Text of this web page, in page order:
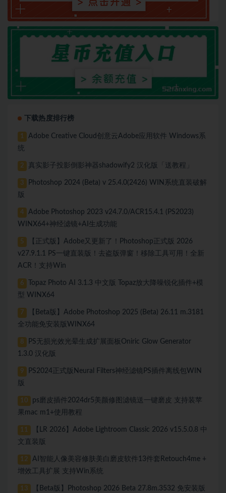
下载热度排行榜
1
Adobe Creative Cloud创意云Adobe应用软件 Windows系
统
2 真实影子投影倒影神器shadowify2 汉化版「送教程」
3
Photoshop 2024 (Beta) v 25.4.0(2426) WIN系统直装破解
版
4
Adobe Photoshop 2023 v24.7.0/ACR15.4.1 (PS2023)
WINX64+神经滤镜+AI生成功能
5
【正式版】Adobe又更新了！Photoshop正式版 2026
v27.9.1.1 PS一键直装版！去盗版弹窗！移除工具可用！全新
ACR！支持Win
6
Topaz Photo AI 3.1.3 中文版 Topaz放大降噪锐化插件+模
型 WINX64
7
【Beta版】Adobe Photoshop 2025 (Beta) 26.11 m.3181
全功能免安装版WINX64
8
PS无损光效光晕生成扩展面板Oniric Glow Generator
1.3.0 汉化版
9
PS2024正式版Neural Filters神经滤镜PS插件离线包WIN
版
10
ps磨皮插件2024dr5美颜修图滤镜送一键磨皮 支持装苹
果mac m1+使用教程
11
【LR 2026】Adobe Lightroom Classic 2026 v15.5.0.8 中
文直装版
12
AI智能人像美容修肤美白磨皮软件13件套Retouch4me +
增效工具扩展 支持Win系统
13
【Beta版】Photoshop 2026 Beta 27.8m.3532 免安装版